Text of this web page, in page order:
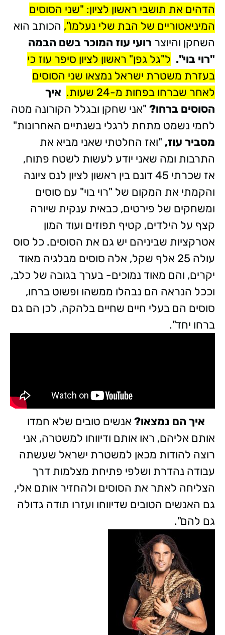
הדהים את תושבי ראשון לציון: "שני הסוסים
המיניאטוריים של הבת שלי נעלמו", הכותב הוא
השחקן והיוצר רועי עוז המוכר בשם הבמה
"רוי בוי". ל"גל גפן" ראשון לציון סיפר עוז כי
בעזרת משטרת ישראל נמצאו שני הסוסים
לאחר שברחו בפחות מ-24 שעות.
איך
הסוסים ברחו? "אני שחקן ובגלל הקורונה מטה
לחמי נשמט מתחת לרגלי בשנתיים האחרונות"
מסביר עוז, "ואז החלטתי שאני מביא את
התרבות ומה שאני יודע לעשות לשטח פתוח,
אז שכרתי 45 דונם בין ראשון לציון לנס ציונה
והקמתי את המקום של "רוי בוי" עם סוסים
ומשחקים של פירטים, כבאית ענקית שיורה
קצף על הילדים, קטיף תפוזים ועוד המון
אטרקציות שביניהם יש גם את הסוסים. כל סוס
עולה 25 אלף שקל, אלה סוסים מבלגיה מאוד
יקרים, והם מאוד נמוכים- בערך בגובה של כלב,
וככל הנראה הם נבהלו ממשהו ופשוט ברחו,
סוסים הם בעלי חיים שחיים בלהקה, לכן הם גם
ברחו יחד".
איך הם נמצאו? אנשים טובים שלא חמדו
אותם אליהם, ראו אותם ודיווחו למשטרה, אני
רוצה להודות מכאן למשטרת ישראל שעשתה
עבודה נהדרת ושלפי פתיחת מצלמות דרך
הצליחה לאתר את הסוסים ולהחזיר אותם אלי,
גם האנשים הטובים שדיווחו ועזרו תודה גדולה
גם להם".